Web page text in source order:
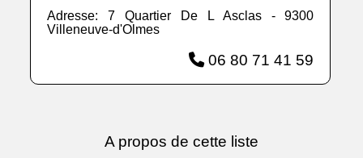
Adresse: 7 Quartier De L Asclas - 9300
Villeneuve-d'Olmes
06 80 71 41 59
A propos de cette liste